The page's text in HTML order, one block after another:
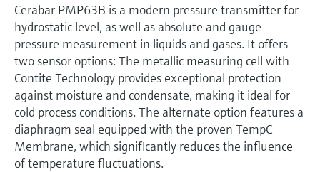
Cerabar PMP63B is a modern pressure transmitter for
hydrostatic level, as well as absolute and gauge
pressure measurement in liquids and gases. It offers
two sensor options: The metallic measuring cell with
Contite Technology provides exceptional protection
against moisture and condensate, making it ideal for
cold process conditions. The alternate option features a
diaphragm seal equipped with the proven TempC
Membrane, which significantly reduces the influence
of temperature fluctuations.